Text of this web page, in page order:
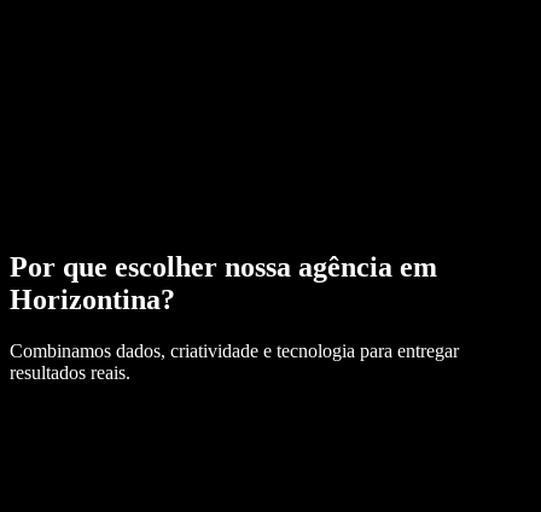
Por que escolher nossa agência em
Horizontina?
Combinamos dados, criatividade e tecnologia para entregar
resultados reais.